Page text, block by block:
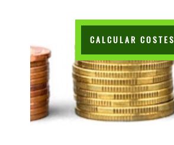
CALCULAR COSTES